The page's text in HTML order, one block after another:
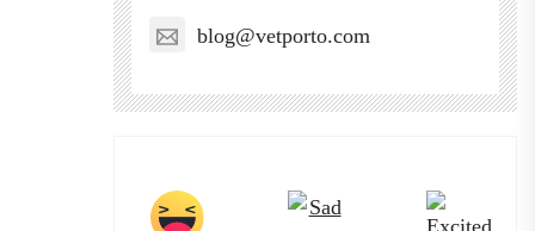
blog@vetporto.com